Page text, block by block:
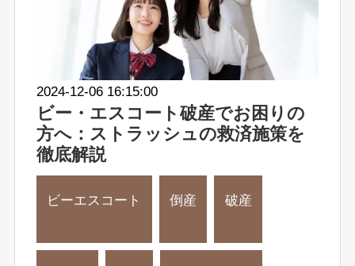
2024-12-06 16:15:00
ビー・エスコート破産でお困りの
方へ：ストラッシュの救済施策を
徹底解説
ビーエスコート 倒産 破産